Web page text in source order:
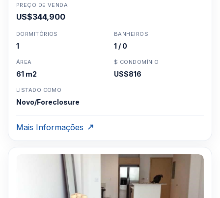
PREÇO DE VENDA
US$344,900
DORMITÓRIOS
1
BANHEIROS
1 / 0
ÁREA
61 m2
$ CONDOMÍNIO
US$816
LISTADO COMO
Novo/Foreclosure
Mais Informações